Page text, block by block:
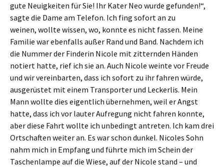
gute Neuigkeiten für Sie! Ihr Kater Neo wurde gefunden!“,
sagte die Dame am Telefon. Ich fing sofort an zu
weinen, wollte wissen, wo, konnte es nicht fassen. Meine
Familie war ebenfalls außer Rand und Band. Nachdem ich
die Nummer der Finderin Nicole mit zitternden Händen
notiert hatte, rief ich sie an. Auch Nicole weinte vor Freude
und wir vereinbarten, dass ich sofort zu ihr fahren würde,
ausgerüstet mit einem Transporter und Leckerlis. Mein
Mann wollte dies eigentlich übernehmen, weil er Angst
hatte, dass ich vor lauter Aufregung nicht fahren konnte,
aber diese Fahrt wollte ich unbedingt antreten. Ich kam drei
Ortschaften weiter an. Es war schon dunkel. Nicoles Sohn
nahm mich in Empfang und führte mich im Schein der
Taschenlampe auf die Wiese, auf der Nicole stand – und